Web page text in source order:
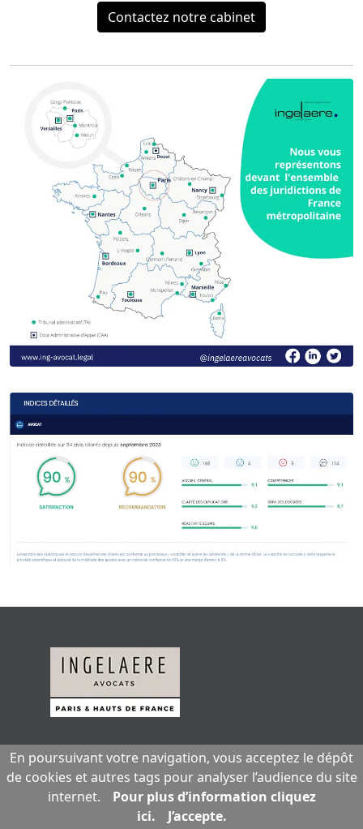
Contactez notre cabinet
07 81 14 93 30
Secrétariat téléphonique ouvert de 09h00
à 17h00 du lundi au jeudi et de 09h00 à
12h00 le vendredi.
En poursuivant votre navigation, vous acceptez le dépôt
de cookies et autres tags pour analyser l’audience du site
internet.
Pour plus d’information cliquez
ici.
J’accepte.